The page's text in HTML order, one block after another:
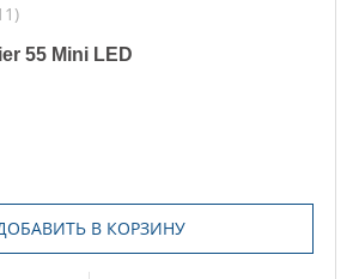
55 Mini LED
В КОРЗИНУ